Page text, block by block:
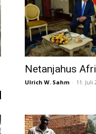
Netanjahus
Ulrich W. Sahm - 11. Juli